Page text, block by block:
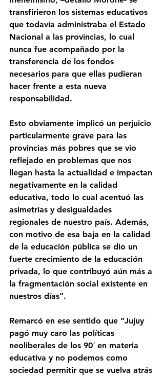
transfirieron los sistemas educativos
que todavía administraba el Estado
Nacional a las provincias, lo cual
nunca fue acompañado por la
transferencia de los fondos
necesarios para que ellas pudieran
hacer frente a esta nueva
responsabilidad.
Esto obviamente implicó un perjuicio
particularmente grave para las
provincias más pobres que se vio
reflejado en problemas que nos
llegan hasta la actualidad e impactan
negativamente en la calidad
educativa, todo lo cual acentuó las
asimetrías y desigualdades
regionales de nuestro país. Además,
con motivo de esa baja en la calidad
de la educación pública se dio un
fuerte crecimiento de la educación
privada, lo que contribuyó aún más a
la fragmentación social existente en
nuestros días”.
Remarcó en ese sentido que “Jujuy
pagó muy caro las políticas
neoliberales de los 90´ en materia
educativa y no podemos como
sociedad permitir que se vuelva atrás